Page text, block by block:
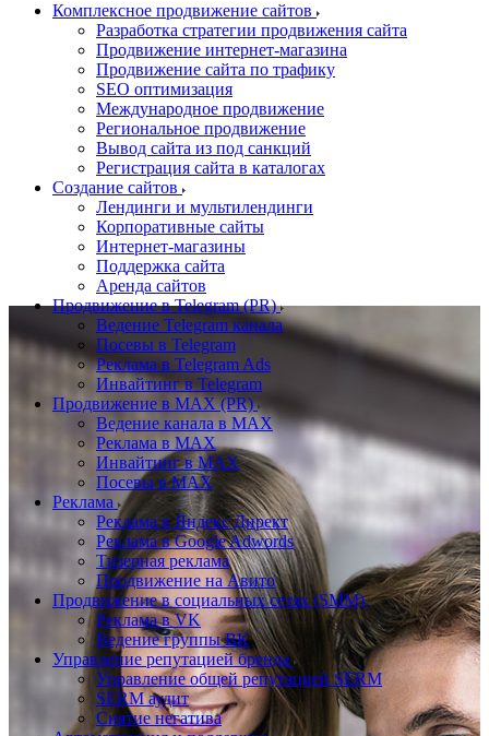
Комплексное продвижение сайтов
Разработка стратегии продвижения сайта
Продвижение интернет-магазина
Продвижение сайта по трафику
SEO оптимизация
Международное продвижение
Региональное продвижение
Вывод сайта из под санкций
Регистрация сайта в каталогах
Создание сайтов
Лендинги и мультилендинги
Корпоративные сайты
Интернет-магазины
Поддержка сайта
Аренда сайтов
Продвижение в Telegram (PR)
Ведение Telegram канала
Посевы в Telegram
Реклама в Telegram Ads
Инвайтинг в Telegram
Продвижение в MAX (PR)
Ведение канала в MAX
Реклама в MAX
Инвайтинг в MAX
Посевы в MAX
Реклама
Реклама в Яндекс Директ
Реклама в Google Adwords
Тизерная реклама
Продвижение на Авито
Продвижение в социальных сетях (SMM)
Реклама в VK
Ведение группы ВК
Управление репутацией бренда
Управление общей репутацией SERM
SERM аудит
Снятие негатива